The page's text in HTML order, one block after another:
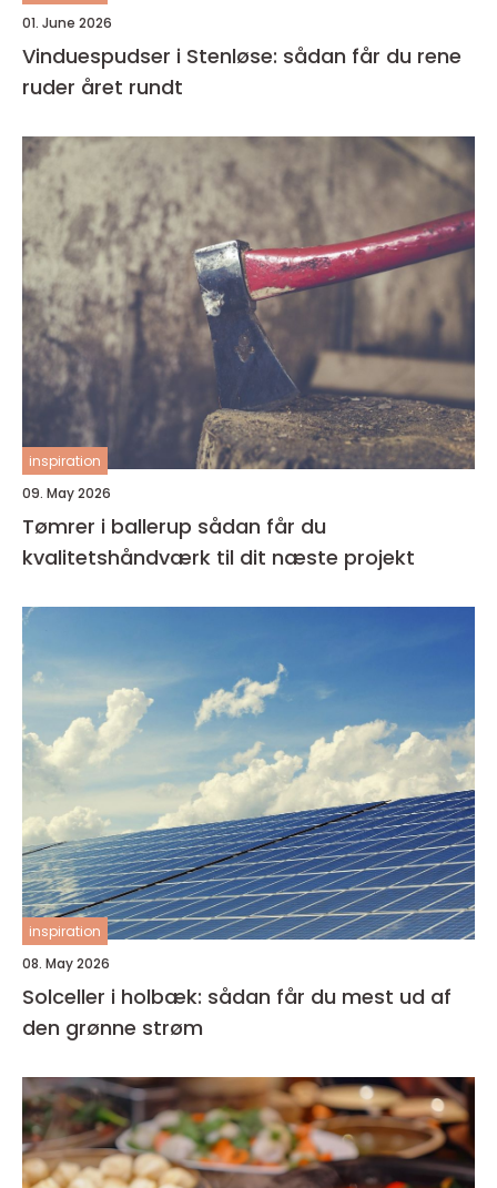
01. June 2026
Vinduespudser i Stenløse: sådan får du rene
ruder året rundt
inspiration
09. May 2026
Tømrer i ballerup sådan får du
kvalitetshåndværk til dit næste projekt
inspiration
08. May 2026
Solceller i holbæk: sådan får du mest ud af
den grønne strøm